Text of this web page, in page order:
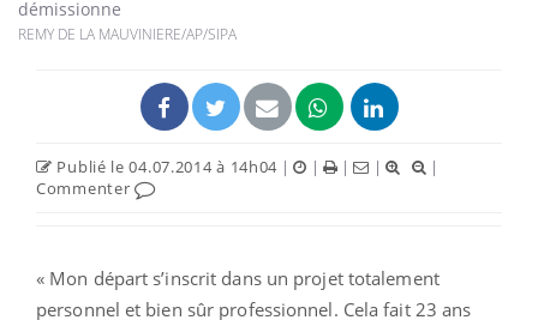
REMY DE LA MAUVINIERE/AP/SIPA
Publié le 04.07.2014 à 14h04 | | | |
|
Commenter
« Mon départ s’inscrit dans un projet totalement
personnel et bien sûr professionnel. Cela fait 23 ans